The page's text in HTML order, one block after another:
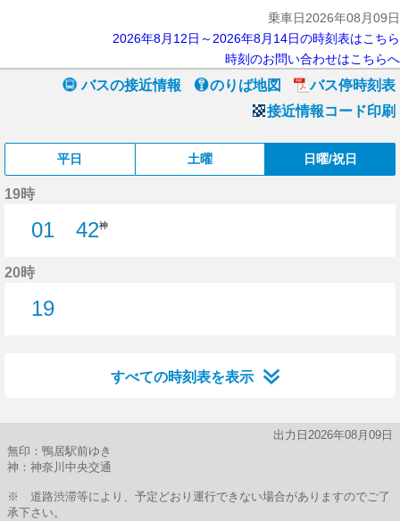
乗車日2026年08月09日
2026年8月12日～2026年8月14日の時刻表はこちら
時刻のお問い合わせはこちらへ
バスの接近情報 のりば地図
バス停時刻表
接近情報コード印刷
平日 土曜 日曜/祝日
19時
01
42神
20時
19
すべての時刻表を表示
出力日2026年08月09日
無印：鴨居駅前ゆき
神：神奈川中央交通
※ 道路渋滞等により、予定どおり運行できない場合がありますのでご了
承下さい。